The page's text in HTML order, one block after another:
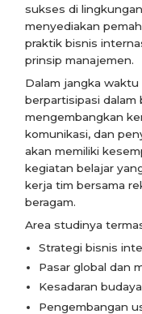
sukses di
menyediakan
praktik bisnis
prinsip manajemen.
Dalam jangka waktu
berpartisipasi dalam
mengembangkan
komunikasi, dan
akan memiliki
kegiatan belajar
kerja tim bersama
beragam.
Area studinya
Strategi bisnis
Pasar global dan
Kesadaran
Pengembangan